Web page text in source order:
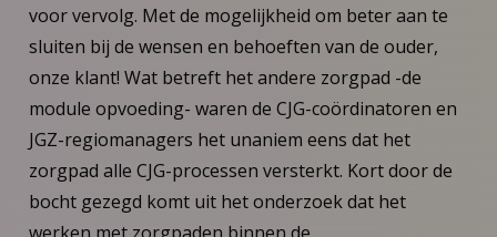
voor vervolg. Met de mogelijkheid om beter aan te
sluiten bij de wensen en behoeften van de ouder,
onze klant! Wat betreft het andere zorgpad -de
module opvoeding- waren de CJG-coördinatoren en
JGZ-regiomanagers het unaniem eens dat het
zorgpad alle CJG-processen versterkt. Kort door de
bocht gezegd komt uit het onderzoek dat het